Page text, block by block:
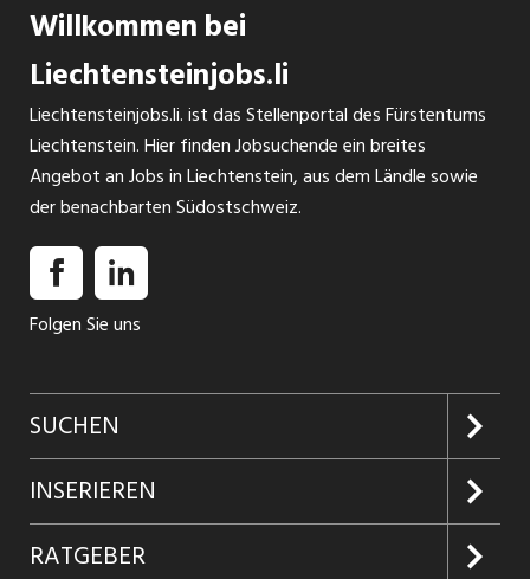
Willkommen bei
Liechtensteinjobs.li
Liechtensteinjobs.li. ist das Stellenportal des Fürstentums
Liechtenstein. Hier finden Jobsuchende ein breites
Angebot an Jobs in Liechtenstein, aus dem Ländle sowie
der benachbarten Südostschweiz.
Folgen Sie uns
SUCHEN
Jobs suchen
Jobabo
INSERIEREN
Kundenlogin
RATGEBER